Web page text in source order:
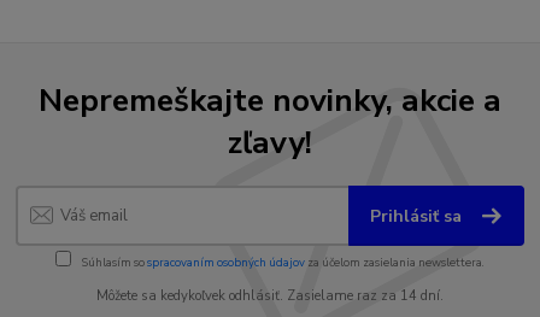
Nepremeškajte novinky, akcie a
zľavy!
Prihlásiť sa
Súhlasím sospracovaním osobných údajov za účelom zasielania newslettera.
Môžete sa kedykoľvek odhlásiť. Zasielame raz za 14 dní.